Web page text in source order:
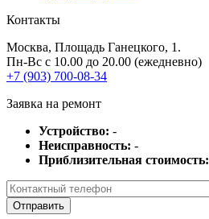
Контакты
Москва, Площадь Ганецкого, 1.
Пн-Вс с 10.00 до 20.00 (ежедневно)
+7 (903) 700-08-34
Заявка на ремонт
Устройство: -
Неисправность: -
Приблизительная стоимость: